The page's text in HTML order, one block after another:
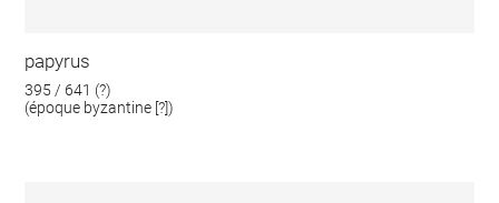
papyrus
395 / 641 (?)
(époque byzantine [?])